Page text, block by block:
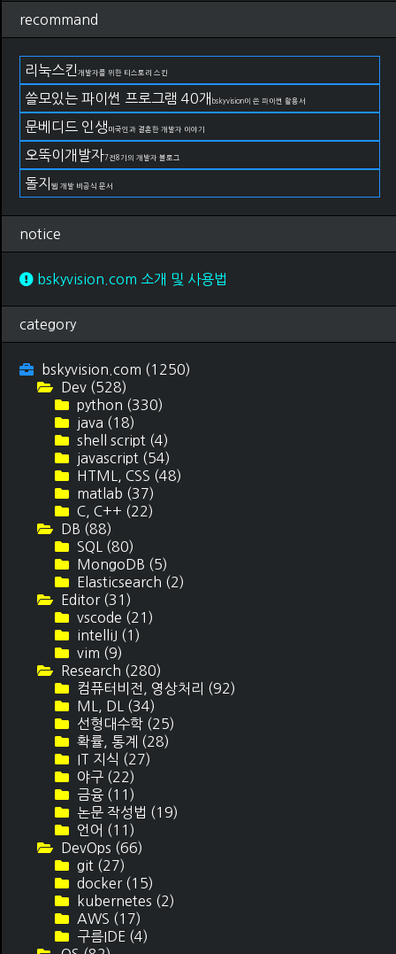
recommand
리눅스킨 개발자를 위한 티스토리 스킨
쓸모있는 파이썬 프로그램 40개 bskyvision이 쓴 파이썬 활용서
문베디드 인생 미국인과 결혼한 개발자 이야기
오뚝이개발자7전8기의 개발자 블로그
돌지 웹 개발 비공식 문서
notice
bskyvision.com 소개 및 사용법
category
bskyvision.com (1250)
Dev (528)
python (330)
java (18)
shell script (4)
javascript (54)
HTML, CSS (48)
matlab (37)
C, C++ (22)
DB (88)
SQL (80)
MongoDB (5)
Elasticsearch (2)
Editor (31)
vscode (21)
intelliJ (1)
vim (9)
Research (280)
컴퓨터비전, 영상처리 (92)
ML, DL (34)
선형대수학 (25)
확률, 통계 (28)
IT 지식 (27)
야구 (22)
금융 (11)
논문 작성법 (19)
언어 (11)
DevOps (66)
git (27)
docker (15)
kubernetes (2)
AWS (17)
구름IDE (4)